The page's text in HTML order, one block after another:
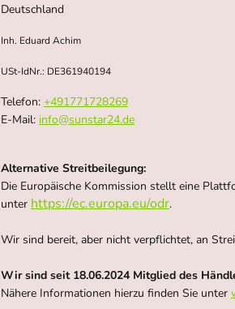
Deutschland
Inh. Eduard Achim
USt-IdNr.: DE361940194
Telefon: +491771728269
E-Mail: info@sunstar24.de
Alternative Streitbeilegung:
Die Europäische Kommission stellt eine
unter https://ec.europa.eu/odr.
Wir sind bereit, aber nicht verpflichtet, an
Wir sind seit 18.06.2024 Mitglied des
Nähere Informationen hierzu finden Sie unter